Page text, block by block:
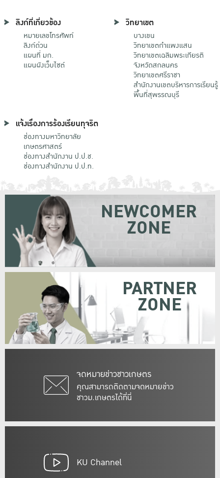
ลิงก์ที่เกี่ยวข้อง
หมายเลขโทรศัพท์
ลิงก์ด่วน
แผนที่ มก.
แผนผังเว็บไซต์
วิทยาเขต
บางเขน
วิทยาเขตกําแพงแสน
วิทยาเขตเฉลิมพระเกียรติ
จังหวัดสกลนคร
วิทยาเขตศรีราชา
สำนักงานเขตบริหารการเรียนรู้
พื้นที่สุพรรณบุรี
แจ้งเรื่องการร้องเรียนทุจริต
ช่องทางมหาวิทยาลัย
เกษตรศาสตร์
ช่องทางสำนักงาน ป.ป.ช.
ช่องทางสำนักงาน ป.ป.ท.
จดหมายข่าวชาวเกษตร
คุณสามารถติดตามจดหมายข่าว
ชาวม.เกษตรได้ที่นี่
NEWCOMER
ZONE
PARTNER
ZONE
KU Channel